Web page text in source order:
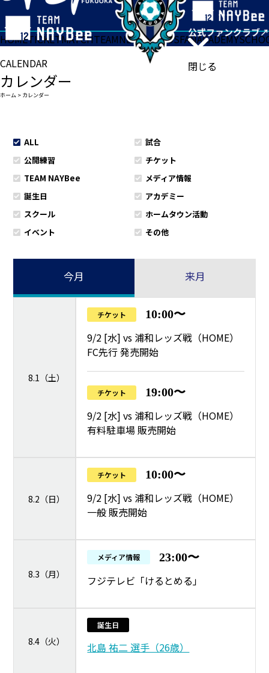
閉じる
HOMETICKETMATCHTEAMNEWSGOODSFANACADEMY
CALENDAR
カレンダー
ホーム > カレンダー
ALL
試合
公開練習
チケット
TEAM NAYBee
メディア情報
誕生日
アカデミー
スクール
ホームタウン活動
イベント
その他
今月 来月
8.1（土）
チケット 10:00〜
9/2 [水] vs 浦和レッズ戦（HOME）
FC先行 発売開始
チケット 19:00〜
9/2 [水] vs 浦和レッズ戦（HOME）
有料駐車場 販売開始
8.2（日）
チケット 10:00〜
9/2 [水] vs 浦和レッズ戦（HOME）
一般 販売開始
8.3（月）
メディア情報 23:00〜
フジテレビ「けるとめる」
8.4（火）
誕生日
北島 祐二 選手（26歳）